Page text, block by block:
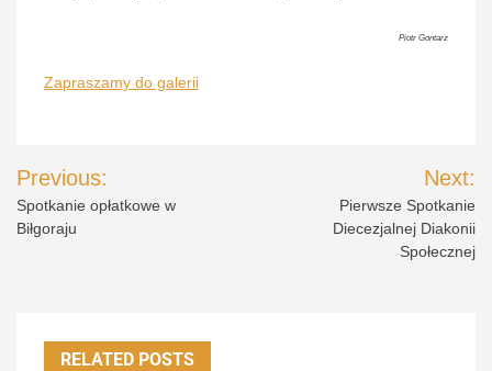
Piotr Gontarz
Zapraszamy do galerii
Nawigacja
wpisu
Previous:
Spotkanie opłatkowe w
Biłgoraju
Next:
Pierwsze Spotkanie
Diecezjalnej Diakonii
Społecznej
RELATED POSTS